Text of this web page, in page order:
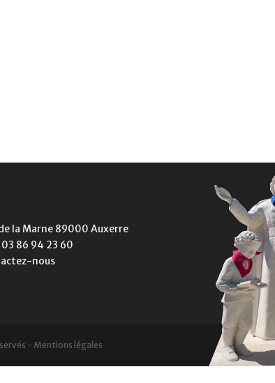
la Marne 89000 Auxerre
03 86 94 23 60
nous
- Mentions légales